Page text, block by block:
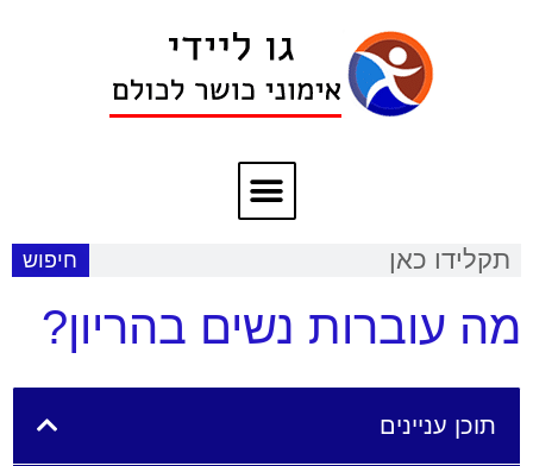
חיפוש
מה עוברות נשים בהריון?
תוכן עניינים